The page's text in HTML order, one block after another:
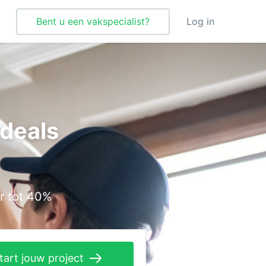
Bent u een vakspecialist? Log in
Vochtbestrijding
tot 40%
jouw project